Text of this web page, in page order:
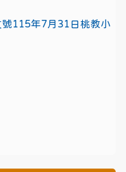
115年7月31日桃教小